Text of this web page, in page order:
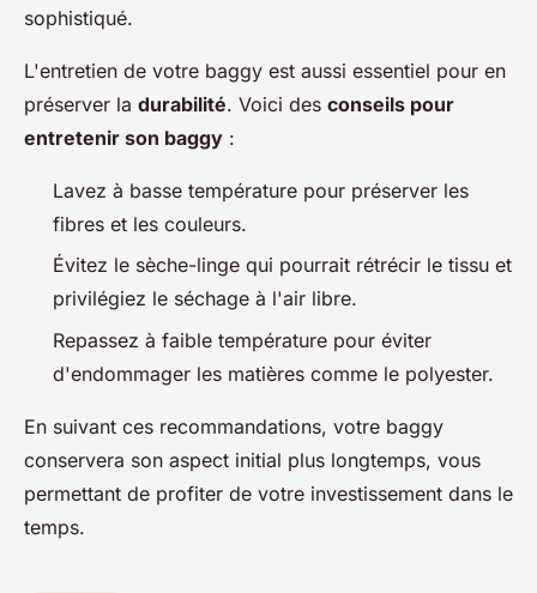
sophistiqué.
L'entretien de votre baggy est aussi essentiel pour en
préserver la durabilité. Voici des conseils pour
entretenir son baggy :
Lavez à basse température pour préserver les
fibres et les couleurs.
Évitez le sèche-linge qui pourrait rétrécir le tissu et
privilégiez le séchage à l'air libre.
Repassez à faible température pour éviter
d'endommager les matières comme le polyester.
En suivant ces recommandations, votre baggy
conservera son aspect initial plus longtemps, vous
permettant de profiter de votre investissement dans le
temps.